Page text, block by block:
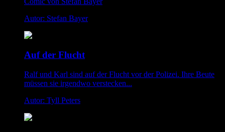
Autor: Stefan Bayer
Auf der Flucht
Ralf und Karl sind auf der Flucht vor der Polizei. Ihre Beute
müssen sie irgendwo verstecken...
Autor: Tyll Peters